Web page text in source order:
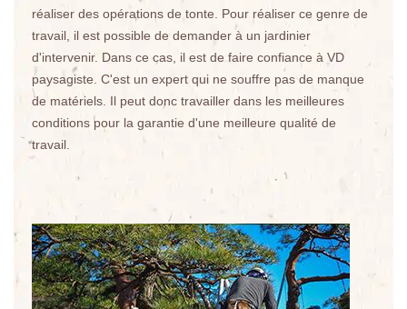
réaliser des opérations de tonte. Pour réaliser ce genre de
travail, il est possible de demander à un jardinier
d'intervenir. Dans ce cas, il est de faire confiance à VD
paysagiste. C'est un expert qui ne souffre pas de manque
de matériels. Il peut donc travailler dans les meilleures
conditions pour la garantie d'une meilleure qualité de
travail.